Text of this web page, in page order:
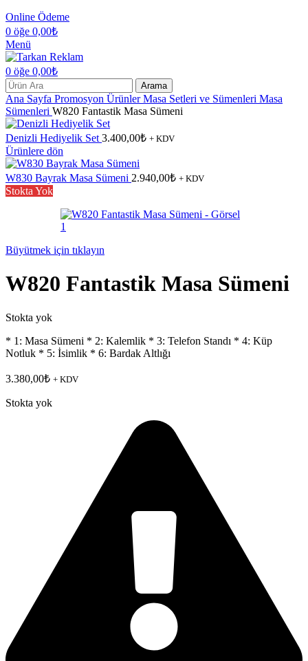
Online Ödeme
0 öğe 0,00₺
Menü
0 öğe 0,00₺
Arama
Ana Sayfa Promosyon ÜrünlerMasa Setleri ve Sümenleri Masa
Sümenleri W820 Fantastik Masa Sümeni
Denizli Hediyelik Set 3.400,00₺ + KDV
Ürünlere dön
W830 Bayrak Masa Sümeni 2.940,00₺ + KDV
Stokta Yok
Büyütmek için tıklayın
W820 Fantastik Masa Sümeni
Stokta yok
* 1: Masa Sümeni * 2: Kalemlik * 3: Telefon Standı * 4: Küp
Notluk * 5: İsimlik * 6: Bardak Altlığı
3.380,00₺ + KDV
Stokta yok